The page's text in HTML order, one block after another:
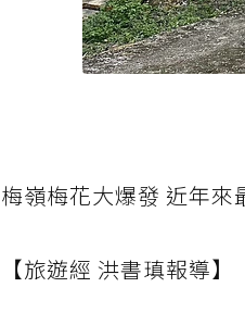
梅嶺梅花大爆發 近年來
【旅遊經 洪書瑱報導】